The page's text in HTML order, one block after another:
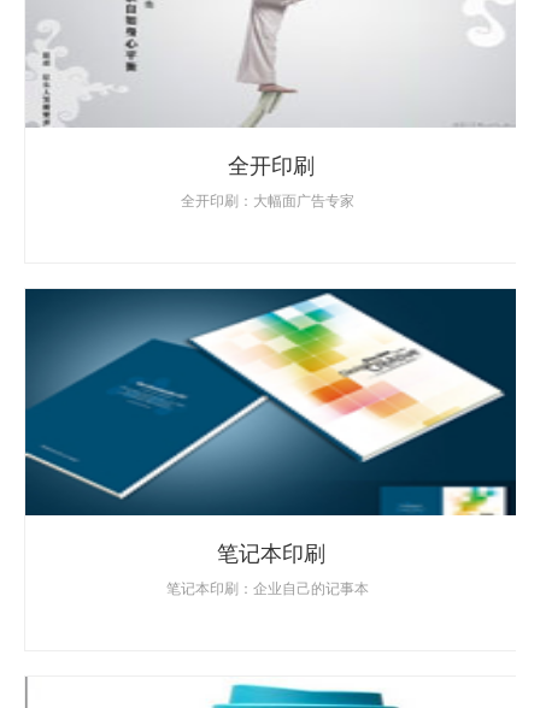
全开印刷
全开印刷：大幅面广告专家
笔记本印刷
笔记本印刷：企业自己的记事本